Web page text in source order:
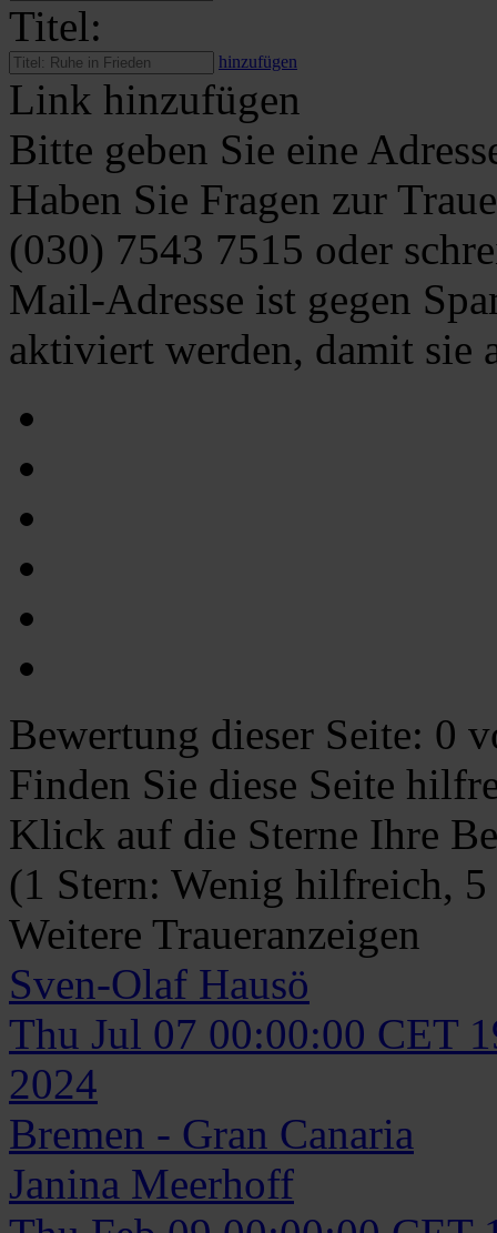
Titel:
hinzufügen
Link hinzufügen
Bitte geben Sie eine
Haben Sie Fragen zur
(030) 7543 7515 oder
Mail-Adresse ist gegen
aktiviert werden, damit sie
Bewertung dieser Seite: 0
Finden Sie diese Seite
Klick auf die Sterne Ihre
(1 Stern: Wenig hilfreich,
Weitere Traueranzeigen
Sven-Olaf Hausö
Thu Jul 07 00:00:00 CET
2024
Bremen - Gran Canaria
Janina Meerhoff